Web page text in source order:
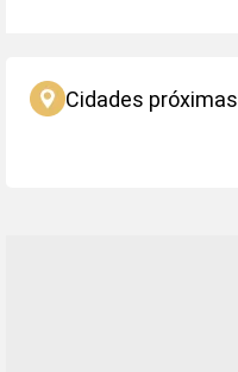
Cidades próximas